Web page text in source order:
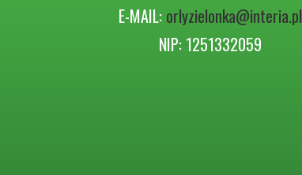
E-MAIL: orlyzielonka@interia.pl
NIP: 1251332059